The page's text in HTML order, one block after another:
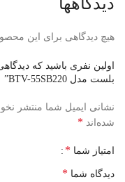
هیچ دیدگاهی برای این
اولین نفری باشید که
بلست مدل BTV-55SB220”
نشانی ایمیل شما منتشر
شده‌اند *
امتیاز شما *
دیدگاه شما *